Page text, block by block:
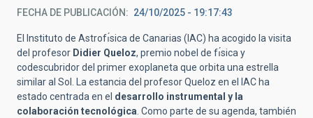
FECHA DE PUBLICACIÓN 24/10/2025 - 19:17:43
El Instituto de Astrofı́sica de Canarias (IAC) ha acogido la visita
del profesor Didier Queloz, premio nobel de fı́sica y
codescubridor del primer exoplaneta que orbita una estrella
similar al Sol. La estancia del profesor Queloz en el IAC ha
estado centrada en el desarrollo instrumental y la
colaboración tecnológica . Como parte de su agenda, también